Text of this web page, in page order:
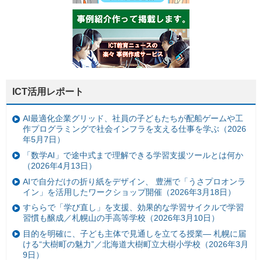
ICT活用レポート
AI最適化企業グリッド、社員の子どもたちが配船ゲームや工
作プログラミングで社会インフラを支える仕事を学ぶ（2026
年5月7日）
「数学AI」で途中式まで理解できる学習支援ツールとは何か
（2026年4月13日）
AIで自分だけの折り紙をデザイン、 豊洲で「うさプロオンラ
イン」を活用したワークショップ開催（2026年3月18日）
すららで「学び直し」を支援、効果的な学習サイクルで学習
習慣も醸成／札幌山の手高等学校（2026年3月10日）
目的を明確に、子ども主体で見通しを立てる授業— 札幌に届
ける“大樹町の魅力”／北海道大樹町立大樹小学校（2026年3月
9日）